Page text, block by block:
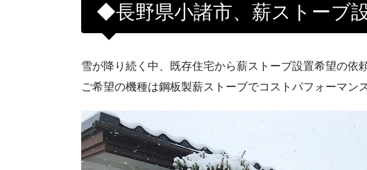
◆長野県小諸市、薪ストーブ
雪が降り続く中、既存住宅から薪ストーブ設置希望の依
ご希望の機種は鋼板製薪ストーブでコストパフォーマン